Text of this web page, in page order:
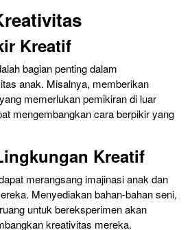
Kreatif
bagian penting dalam
anak. Misalnya, memberikan
memerlukan pemikiran di luar
mengembangkan cara berpikir yang
Kreatif
merangsang imajinasi anak dan
Menyediakan bahan-bahan seni,
untuk bereksperimen akan
kreativitas mereka.